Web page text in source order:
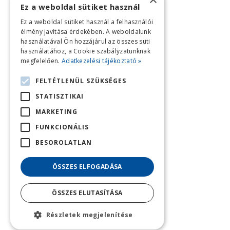
Ez a weboldal sütiket használ
Ez a weboldal sütiket használ a felhasználói
élmény javítása érdekében. A weboldalunk
használatával Ön hozzájárul az összes süti
használatához, a Cookie szabályzatunknak
megfelelően. Adatkezelési tájékoztató »
FELTÉTLENÜL SZÜKSÉGES
STATISZTIKAI
MARKETING
FUNKCIONÁLIS
BESOROLATLAN
ÖSSZES ELFOGADÁSA
ÖSSZES ELUTASÍTÁSA
Részletek megjelenítése